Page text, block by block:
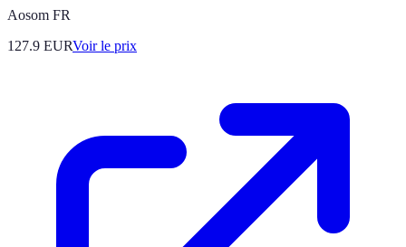
Aosom FR
127.9 EURVoir le prix